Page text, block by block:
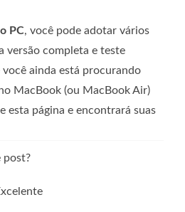
PC, você pode adotar vários
versão completa e teste
ainda está procurando
MacBook (ou MacBook Air)
esta página e encontrará suas
post?